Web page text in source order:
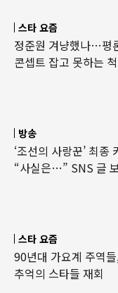
스타 요즘
정준원 겨냥했나…평
콘셉트 잡고 못하는
방송
‘조선의 사랑꾼’ 최
“사실은…” SNS 글
스타 요즘
90년대 가요계 주역
추억의 스타들 재회